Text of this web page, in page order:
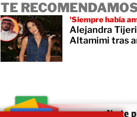
TE
'Siempre había
Alejandra
Altamimi tras